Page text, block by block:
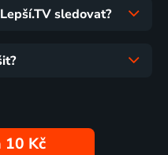
sledovat?
10 Kč